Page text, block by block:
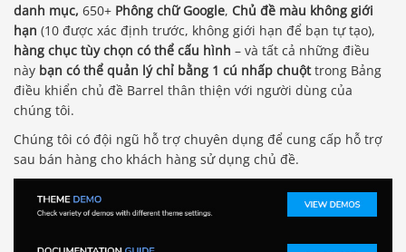
danh mục, 650+ Phông chữ Google, Chủ đề màu không giới
hạn (10 được xác định trước, không giới hạn để bạn tự tạo),
hàng chục tùy chọn có thể cấu hình – và tất cả những điều
này bạn có thể quản lý chỉ bằng 1 cú nhấp chuộttrong Bảng
điều khiển chủ đề Barrel thân thiện với người dùng của
chúng tôi.
Chúng tôi có đội ngũ hỗ trợ chuyên dụng để cung cấp hỗ trợ
sau bán hàng cho khách hàng sử dụng chủ đề.